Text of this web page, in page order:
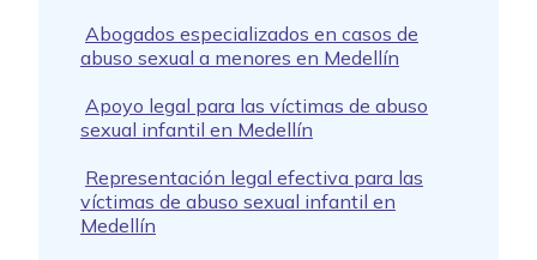
Abogados especializados en casos de
abuso sexual a menores en Medellín
Apoyo legal para las víctimas de abuso
sexual infantil en Medellín
Representación legal efectiva para las
víctimas de abuso sexual infantil en
Medellín